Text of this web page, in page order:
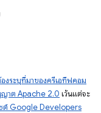
งระบุที่มาของครีเอทีฟคอม
ญาต Apache 2.0 เว้นแต่จะ
ซต์ Google Developers